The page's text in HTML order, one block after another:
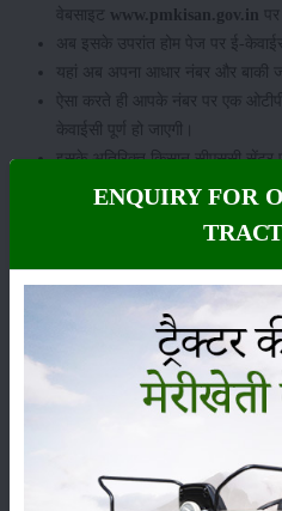
वेबसाइट www.pmkisan.gov.in
अब इसके उपरांत होम पेज पर ई-
यहां अब अपना आधार नंबर और बाकी
ऐसा करते ही आपके नंबर पर एक
केवाईसी पूर्ण हो जाएगी।
इसके अतिरिक्त किसान सीएससी
प्रक्रिया को संपन्न कर सकते हैं।
फसल
ENQUIRY FOR